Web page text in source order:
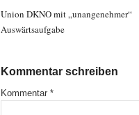
Union DKNO mit „unangenehmer“
Auswärtsaufgabe
Kommentar schreiben
Kommentar *